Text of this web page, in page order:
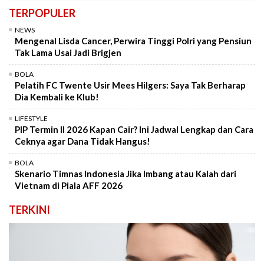
TERPOPULER
NEWS
Mengenal Lisda Cancer, Perwira Tinggi Polri yang Pensiun
Tak Lama Usai Jadi Brigjen
BOLA
Pelatih FC Twente Usir Mees Hilgers: Saya Tak Berharap
Dia Kembali ke Klub!
LIFESTYLE
PIP Termin II 2026 Kapan Cair? Ini Jadwal Lengkap dan Cara
Ceknya agar Dana Tidak Hangus!
BOLA
Skenario Timnas Indonesia Jika Imbang atau Kalah dari
Vietnam di Piala AFF 2026
TERKINI